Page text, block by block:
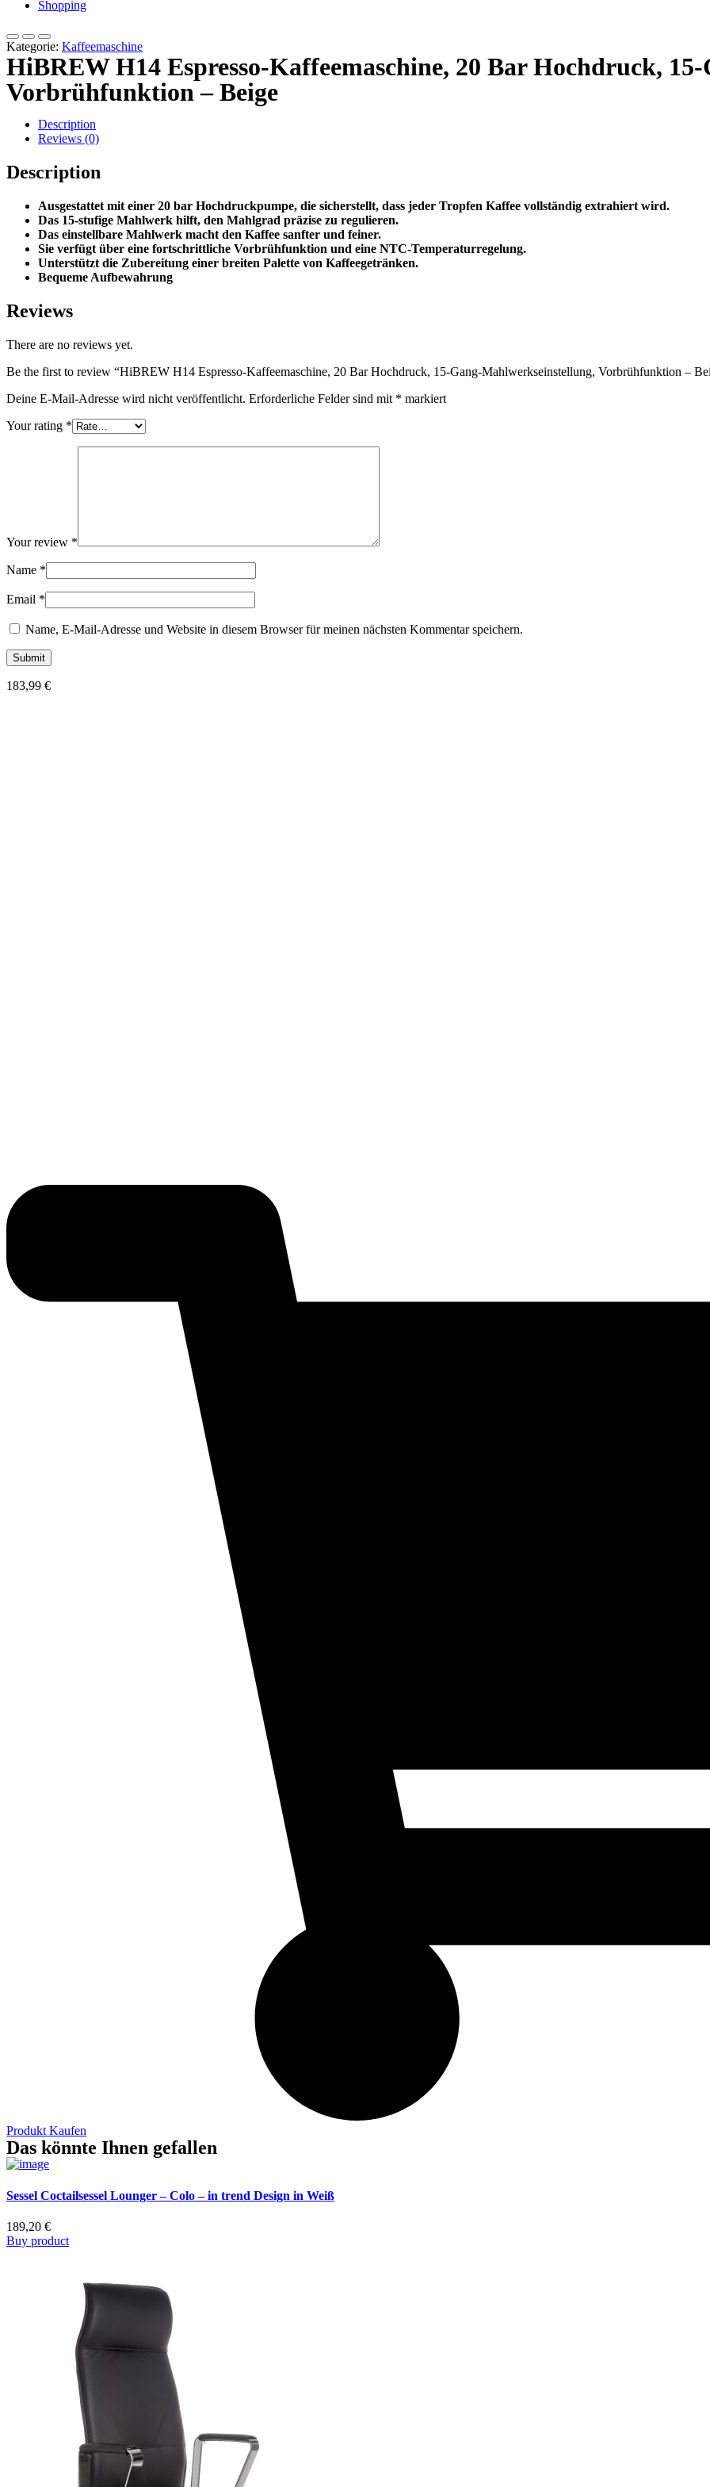
Shopping
Kategorie: Kaffeemaschine
HiBREW H14 Espresso-Kaffeemaschine, 20 Bar Hochdruck,
Vorbrühfunktion – Beige
Description
Reviews (0)
Description
Ausgestattet mit einer 20 bar Hochdruckpumpe, die sicherstellt, dass jeder Tropfen Kaffee vollständig extrahiert wird.
Das 15-stufige Mahlwerk hilft, den Mahlgrad präzise zu regulieren.
Das einstellbare Mahlwerk macht den Kaffee sanfter und feiner.
Sie verfügt über eine fortschrittliche Vorbrühfunktion und eine NTC-Temperaturregelung.
Unterstützt die Zubereitung einer breiten Palette von Kaffeegetränken.
Bequeme Aufbewahrung
Reviews
There are no reviews yet.
Be the first to review “HiBREW H14 Espresso-Kaffeemaschine, 20 Bar Hochdruck, 15-Gang-Mahlwerkseinstellung, Vorbrühfunktion –
Deine E-Mail-Adresse wird nicht veröffentlicht. Erforderliche Felder sind mit * markiert
Your rating *
Your review *
Name *
Email *
Name, E-Mail-Adresse und Website in diesem Browser für meinen nächsten Kommentar speichern.
183,99 €
Produkt Kaufen
Das könnte Ihnen gefallen
Sessel Coctailsessel Lounger – Colo – in trend Design in Weiß
189,20 €
Buy product